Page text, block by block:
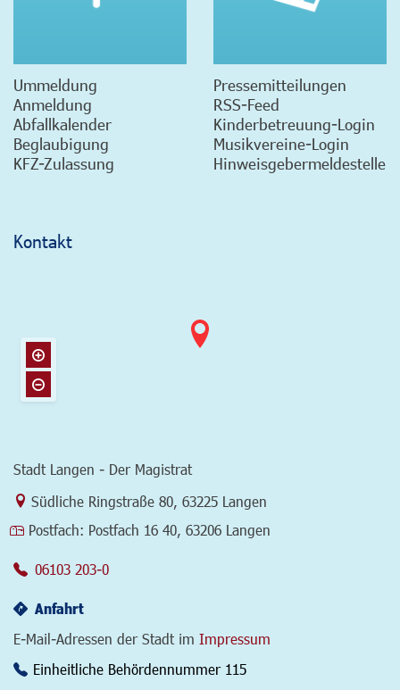
Ummeldung
Anmeldung
Abfallkalender
Beglaubigung
KFZ-Zulassung
Pressemitteilungen
RSS-Feed
Kinderbetreuung-Login
Musikvereine-Login
Hinweisgebermeldestelle
Kontakt
Stadt Langen - Der Magistrat
Link zur Google-Maps Navigation
Südliche Ringstraße 80 63225 Langen
Postfach: Postfach 16 40, 63206 Langen
06103 203-0
Anfahrt
E-Mail-Adressen der Stadt im Impressum
Einheitliche Behördennummer 115